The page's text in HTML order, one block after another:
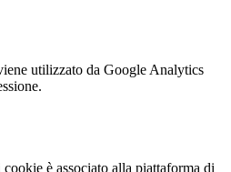
utilizzato da Google Analytics
è associato alla piattaforma di